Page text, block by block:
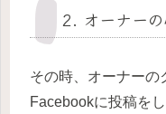
2. オーナー
その時、オーナーの
Facebookに投稿を